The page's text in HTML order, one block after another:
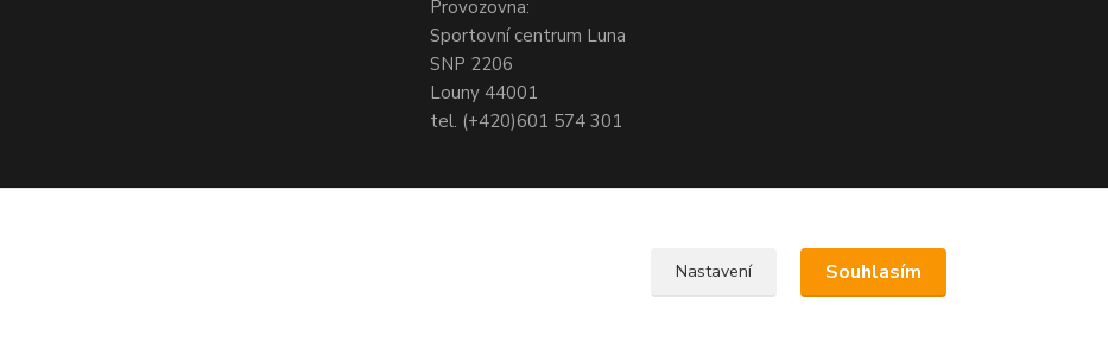
Provozovna:
Sportovní centrum Luna
SNP 2206
Louny 44001
tel. (+420)601 574 301
Nastavení Souhlasím